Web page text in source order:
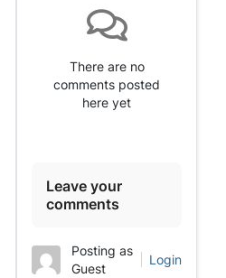
There are no
comments posted
here yet
Leave your
comments
Posting as
Guest
Login